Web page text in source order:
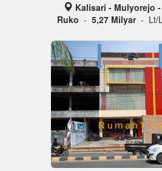
Kalisari - Mulyorejo -
Ruko - 5,27 Milyar - Lt/